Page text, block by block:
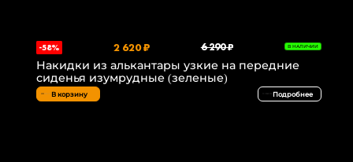
-58% 2 620 ₽ 6 290 ₽ В НАЛИЧИИ
Накидки из алькантары узкие на передние
сиденья изумрудные (зеленые)
В корзину Подробнее